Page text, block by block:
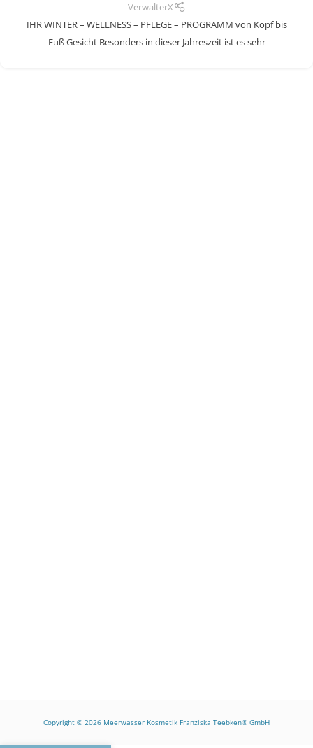
VerwalterX
IHR WINTER – WELLNESS – PFLEGE – PROGRAMM von Kopf bis
Fuß Gesicht Besonders in dieser Jahreszeit ist es sehr
Copyright © 2026 Meerwasser Kosmetik Franziska Teebken® GmbH